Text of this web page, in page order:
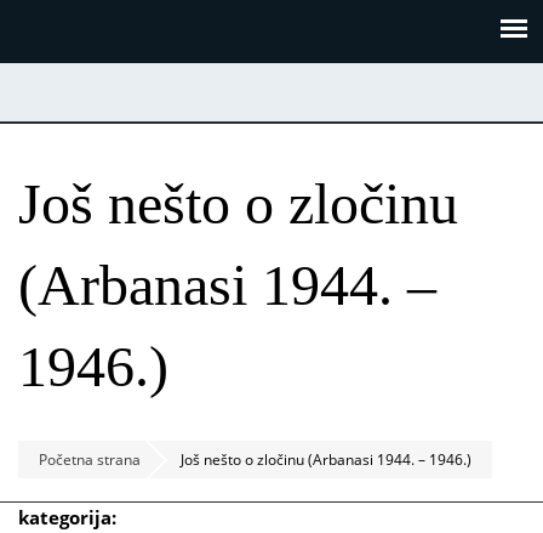
Još nešto o zločinu
(Arbanasi 1944. –
1946.)
Početna strana Još nešto o zločinu (Arbanasi 1944. – 1946.)
kategorija: